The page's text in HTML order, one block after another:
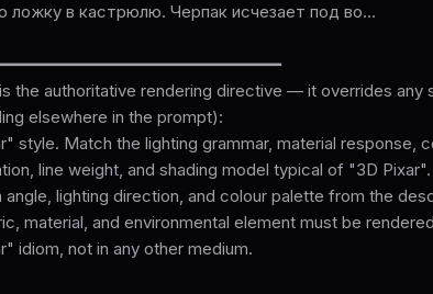
ложку в кастрюлю. Черпак исчезает под во...
the authoritative rendering directive — it overrides any
elsewhere in the prompt):
style. Match the lighting grammar, material response,
line weight, and shading model typical of "3D Pixar".
lighting direction, and colour palette from the
material, and environmental element must be
idiom, not in any other medium.